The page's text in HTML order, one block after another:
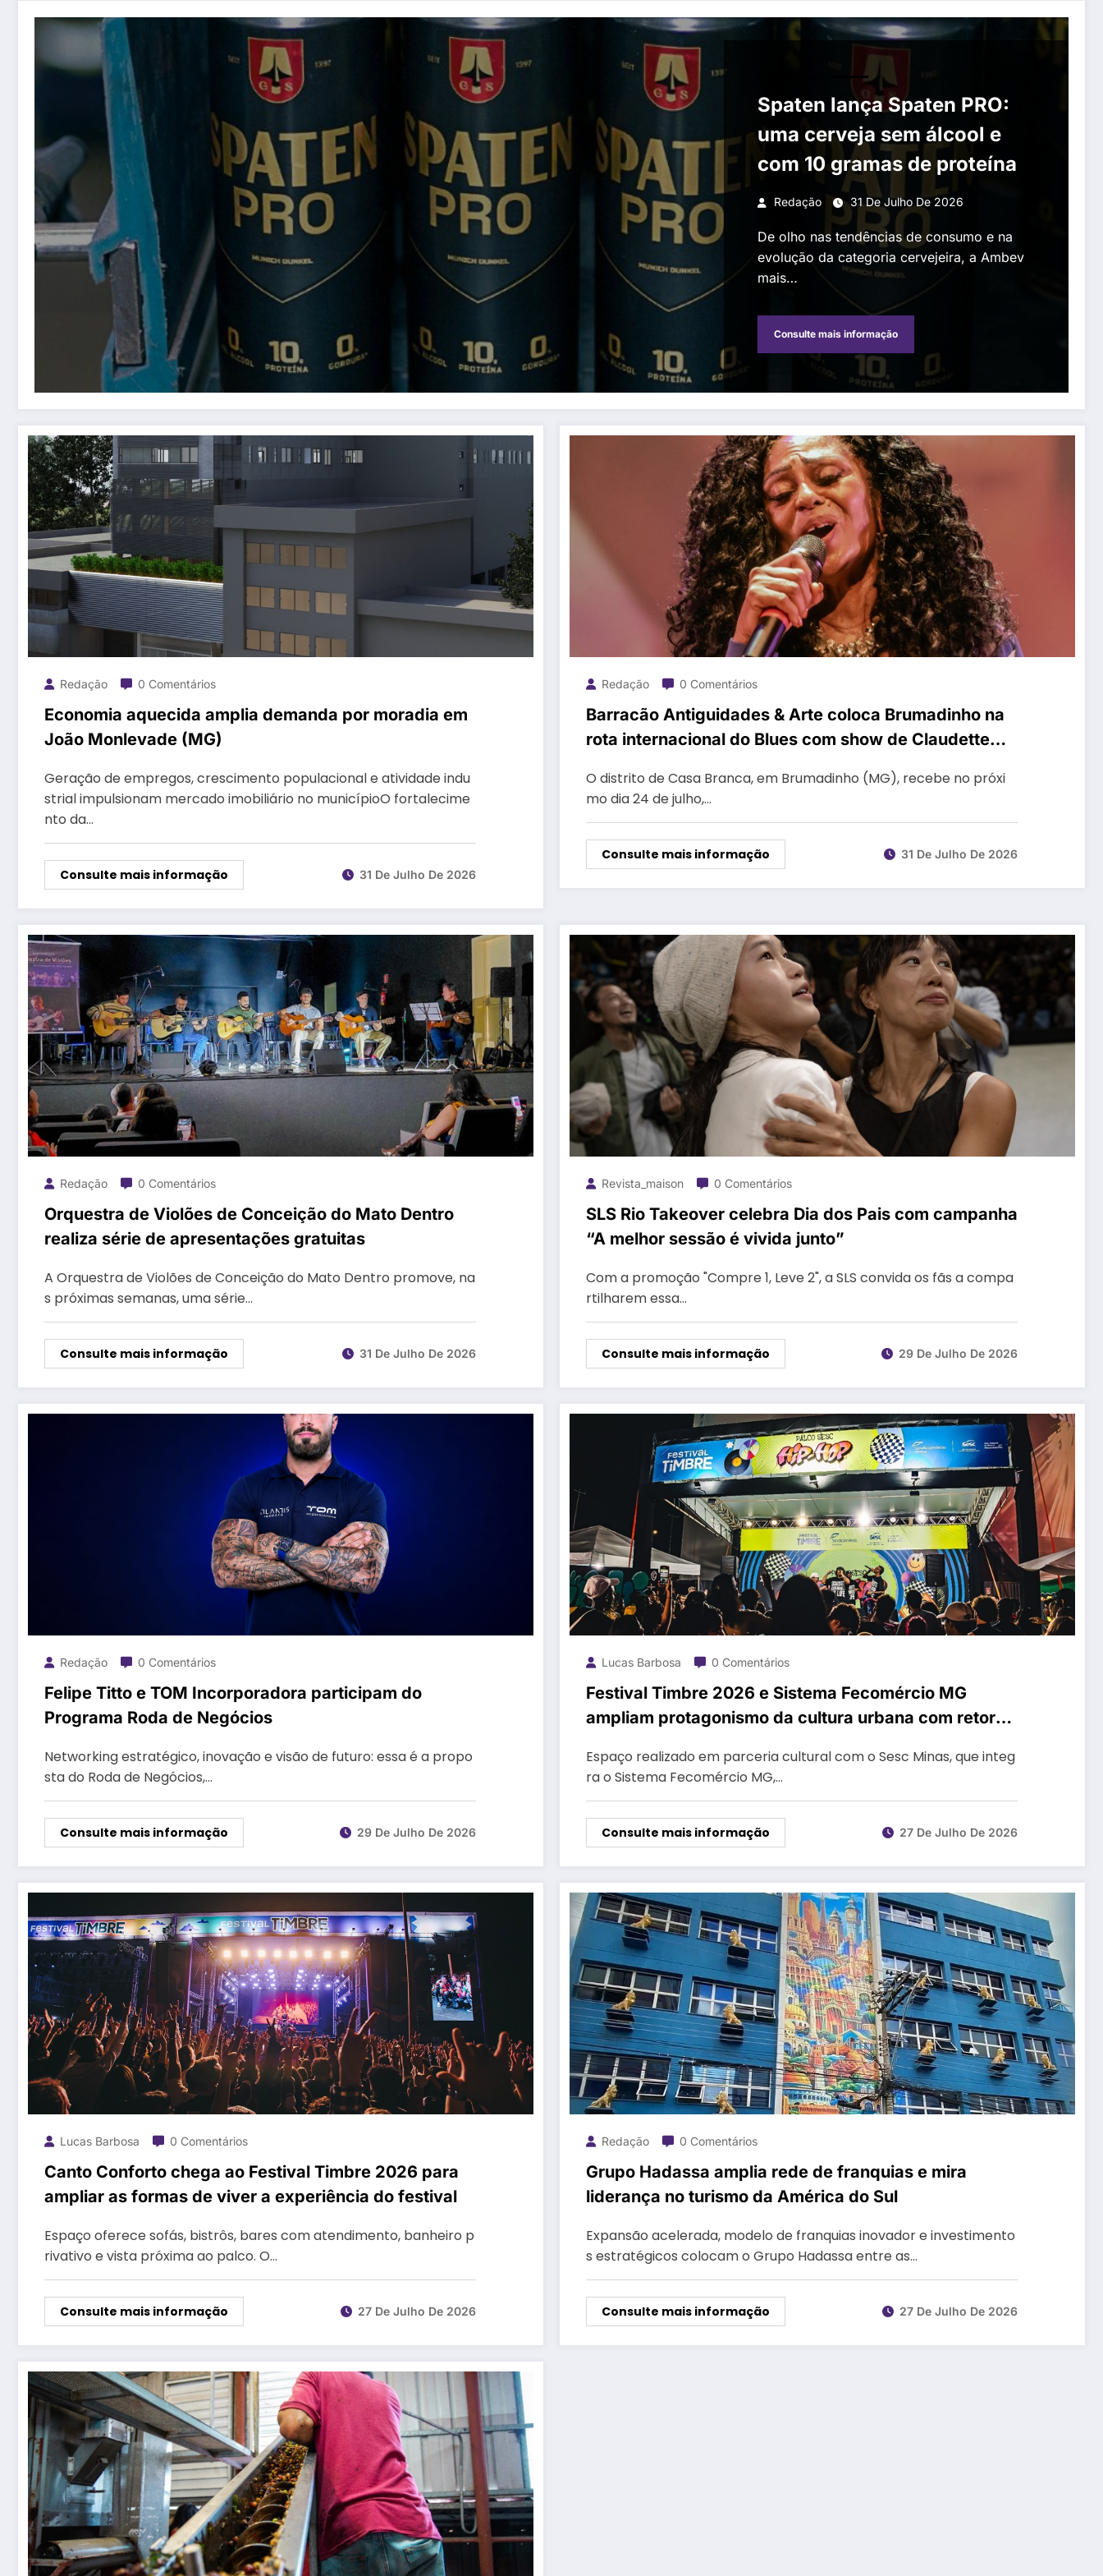
Spaten lança Spaten PRO: uma cerveja sem álcool e com 10 gramas de proteína
Spaten lança Spaten PRO:
uma cerveja sem álcool e
com 10 gramas de proteína
Redação 31 De Julho De 2026
De olho nas tendências de consumo e na
evolução da categoria cervejeira, a Ambev
mais…
Consulte mais informação
Redação 0 Comentários
Economia aquecida amplia demanda por moradia em
João Monlevade (MG)
Geração de empregos, crescimento populacional e atividade indu
strial impulsionam mercado imobiliário no municípioO fortalecime
nto da…
Consulte mais informação 31 De Julho De 2026
Redação 0 Comentários
Barracão Antiguidades & Arte coloca Brumadinho na
rota internacional do Blues com show de Claudette
O distrito de Casa Branca, em Brumadinho (MG), recebe no próxi
mo dia 24 de julho,…
Consulte mais informação 31 De Julho De 2026
Redação 0 Comentários
Orquestra de Violões de Conceição do Mato Dentro
realiza série de apresentações gratuitas
A Orquestra de Violões de Conceição do Mato Dentro promove, na
s próximas semanas, uma série…
Consulte mais informação 31 De Julho De 2026
Revista_maison 0 Comentários
SLS Rio Takeover celebra Dia dos Pais com campanha
“A melhor sessão é vivida junto”
Com a promoção "Compre 1, Leve 2", a SLS convida os fãs a compa
rtilharem essa…
Consulte mais informação 29 De Julho De 2026
Redação 0 Comentários
Felipe Titto e TOM Incorporadora participam do
Programa Roda de Negócios
Networking estratégico, inovação e visão de futuro: essa é a propo
sta do Roda de Negócios,…
Consulte mais informação 29 De Julho De 2026
Lucas Barbosa 0 Comentários
Festival Timbre 2026 e Sistema Fecomércio MG
ampliam protagonismo da cultura urbana com retorno
Espaço realizado em parceria cultural com o Sesc Minas, que integ
ra o Sistema Fecomércio MG,…
Consulte mais informação 27 De Julho De 2026
Lucas Barbosa 0 Comentários
Canto Conforto chega ao Festival Timbre 2026 para
ampliar as formas de viver a experiência do festival
Espaço oferece sofás, bistrôs, bares com atendimento, banheiro p
rivativo e vista próxima ao palco. O…
Consulte mais informação 27 De Julho De 2026
Redação 0 Comentários
Grupo Hadassa amplia rede de franquias e mira
liderança no turismo da América do Sul
Expansão acelerada, modelo de franquias inovador e investimento
s estratégicos colocam o Grupo Hadassa entre as…
Consulte mais informação 27 De Julho De 2026